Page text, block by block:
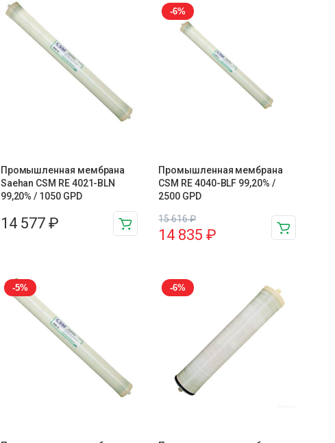
Промышленная мембрана
Saehan CSM RE 4021-BLN
99,20% / 1050 GPD
14 577 ₽
-6%
Промышленная мембрана
CSM RE 4040-BLF 99,20% /
2500 GPD
15 616₽
14 835₽
-5% -6%